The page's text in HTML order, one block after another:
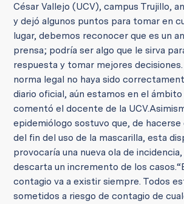
César Vallejo (UCV), campus Trujillo,
y dejó algunos puntos para tomar en
lugar, debemos reconocer que es un
prensa; podría ser algo que le sirva
respuesta y tomar mejores
norma legal no haya sido
diario oficial, aún estamos en el ámbito
comentó el docente de la UCV.
epidemiólogo sostuvo que, de hacerse
del fin del uso de la mascarilla, esta
provocaría una nueva ola de incidencia,
descarta un incremento de los casos.
contagio va a existir siempre. Todos
sometidos a riesgo de contagio de